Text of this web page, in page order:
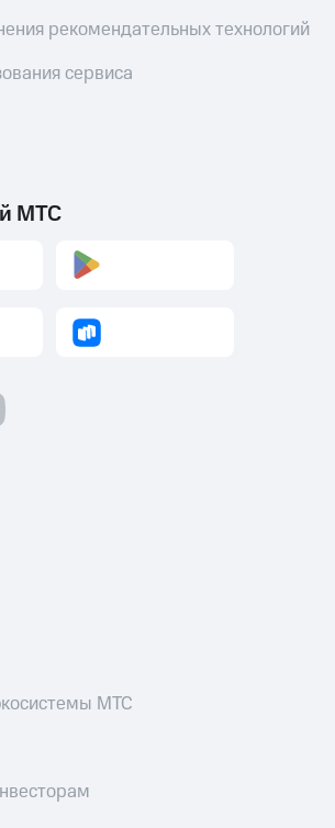
рекомендательных технологий
сервиса
МТС
МТС